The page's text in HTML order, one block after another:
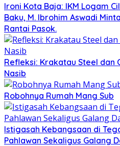
Ironi Kota Baja: IKM Logam
Baku, M. Ibrohim Aswadi
Rantai Pasok.
Refleksi: Krakatau Steel dan
Nasib
Robohnya Rumah Mang Sub
Istigasah Kebangsaan di
Pahlawan Sekaligus Galang